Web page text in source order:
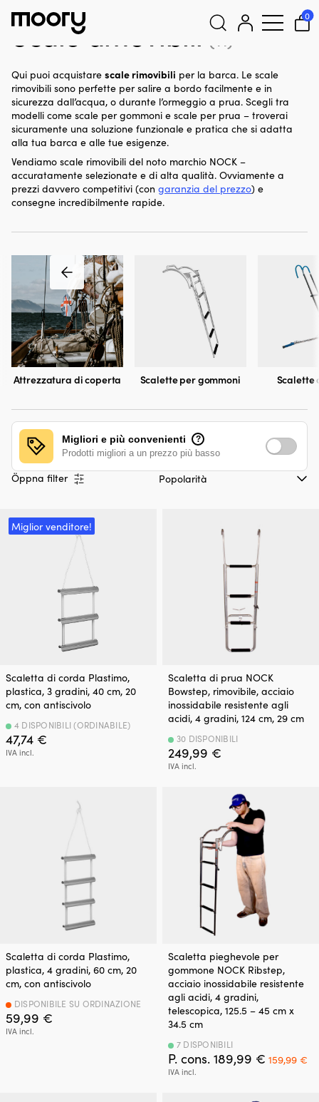
0
Scale amovibili (11)
Qui puoi acquistare scale rimovibili per la barca. Le scale
rimovibili sono perfette per salire a bordo facilmente e in
sicurezza dall’acqua, o durante l’ormeggio a prua. Scegli tra
modelli come scale per gommoni e scale per prua – troverai
sicuramente una soluzione funzionale e pratica che si adatta
alla tua barca e alle tue esigenze.
Vendiamo scale rimovibili del noto marchio NOCK –
accuratamente selezionate e di alta qualità. Ovviamente a
prezzi davvero competitivi (con garanzia del prezzo) e
consegne incredibilmente rapide.
Attrezzatura di coperta Scalette per gommoni Scalette
Öppna filter
Migliori e più convenienti ?
Prodotti migliori a un prezzo più basso
Miglior venditore!
Scaletta di corda Plastimo,
plastica, 3 gradini, 40 cm, 20
cm, con antiscivolo
47,74 €
IVA incl.
4 DISPONIBILI (ORDINABILE)
Scaletta di prua NOCK
Bowstep, rimovibile, acciaio
inossidabile resistente agli
acidi, 4 gradini, 124 cm, 29 cm
249,99 €
IVA incl.
30 DISPONIBILI
Scaletta di corda Plastimo,
plastica, 4 gradini, 60 cm, 20
cm, con antiscivolo
59,99 €
IVA incl.
DISPONIBILE SU ORDINAZIONE
Scaletta pieghevole per
gommone NOCK Ribstep,
acciaio inossidabile resistente
agli acidi, 4 gradini,
telescopica, 125.5 – 45 cm x
34.5 cm
P. cons. 189,99 € Il
prezzo
159,99 €Il
IVA incl.
7 DISPONIBILI